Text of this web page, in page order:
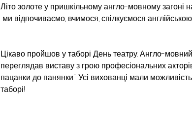
Літо золоте у пришкільному англо-мовному загоні
ми відпочиваємо, вчимося, спілкуємося
Цікаво пройшов у таборі День театру. Англо-мовний
переглядав виставу з грою професіональних
пацанки до панянки". Усі вихованці мали
таборі!